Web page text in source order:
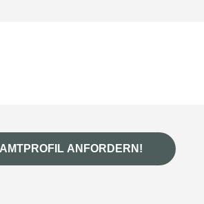
ANFORDERN!